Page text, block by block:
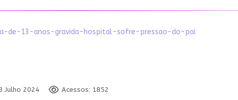
de-13-anos-gravida-hospital-sofre-pressao-do-pai
Julho 2024 Acessos: 1852